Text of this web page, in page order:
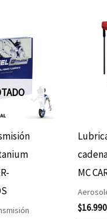
MC
$16.990